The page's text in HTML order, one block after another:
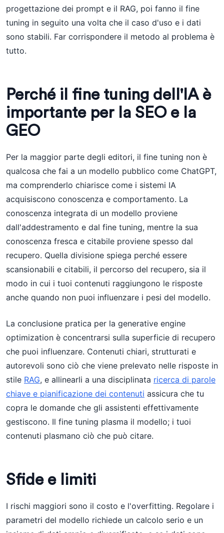
progettazione dei prompt e il RAG, poi fanno il fine
tuning in seguito una volta che il caso d'uso e i dati
sono stabili. Far corrispondere il metodo al problema è
tutto.
Perché il fine tuning dell'IA è
importante per la SEO e la
GEO
Per la maggior parte degli editori, il fine tuning non è
qualcosa che fai a un modello pubblico come ChatGPT,
ma comprenderlo chiarisce come i sistemi IA
acquisiscono conoscenza e comportamento. La
conoscenza integrata di un modello proviene
dall'addestramento e dal fine tuning, mentre la sua
conoscenza fresca e citabile proviene spesso dal
recupero. Quella divisione spiega perché essere
scansionabili e citabili, il percorso del recupero, sia il
modo in cui i tuoi contenuti raggiungono le risposte
anche quando non puoi influenzare i pesi del modello.
La conclusione pratica per la generative engine
optimization è concentrarsi sulla superficie di recupero
che puoi influenzare. Contenuti chiari, strutturati e
autorevoli sono ciò che viene prelevato nelle risposte in
stile RAG, e allinearli a una disciplinata ricerca di parole
chiave e pianificazione dei contenuti assicura che tu
copra le domande che gli assistenti effettivamente
gestiscono. Il fine tuning plasma il modello; i tuoi
contenuti plasmano ciò che può citare.
Sfide e limiti
I rischi maggiori sono il costo e l'overfitting. Regolare i
parametri del modello richiede un calcolo serio e un